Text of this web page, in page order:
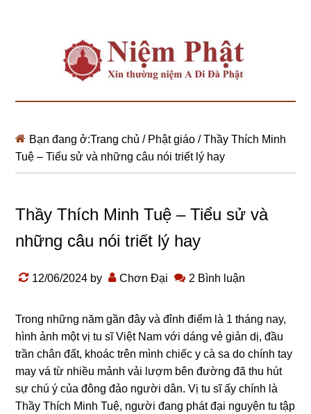
Bạn đang ở:Trang chủ / Phật giáo /Thầy Thích Minh
Tuệ – Tiểu sử và những câu nói triết lý hay
Thầy Thích Minh Tuệ – Tiểu sử và
những câu nói triết lý hay
12/06/2024 by Chơn Đại 2 Bình luận
Trong những năm gần đây và đỉnh điểm là 1 tháng nay,
hình ảnh một vị tu sĩ Việt Nam với dáng vẻ giản dị, đầu
trần chân đất, khoác trên mình chiếc y cà sa do chính tay
may vá từ nhiều mảnh vải lượm bên đường đã thu hút
sự chú ý của đông đảo người dân. Vị tu sĩ ấy chính là
Thầy Thích Minh Tuệ, người đang phát đại nguyện tu tập